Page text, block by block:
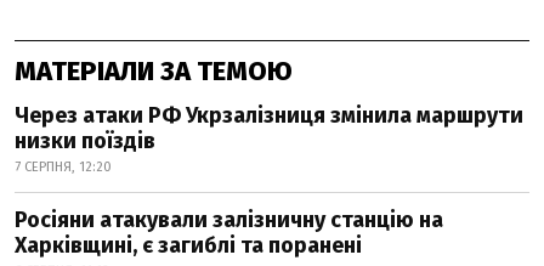
МАТЕРІАЛИ ЗА ТЕМОЮ
Через атаки РФ Укрзалізниця змінила маршрути
низки поїздів
7 СЕРПНЯ, 12:20
Росіяни атакували залізничну станцію на
Харківщині, є загиблі та поранені